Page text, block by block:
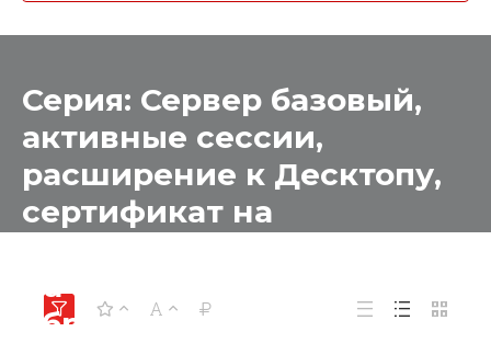
Серия: Сервер базовый,
активные сессии,
расширение к Десктопу,
сертификат на
на 1 год для
образовательных